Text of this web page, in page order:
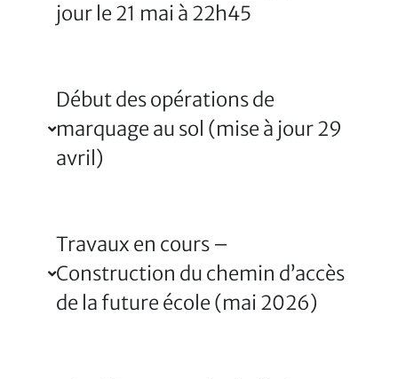
jour le 21 mai à 22h45
Début des opérations de
marquage au sol (mise à jour 29
avril)
Travaux en cours –
Construction du chemin d’accès
de la future école (mai 2026)